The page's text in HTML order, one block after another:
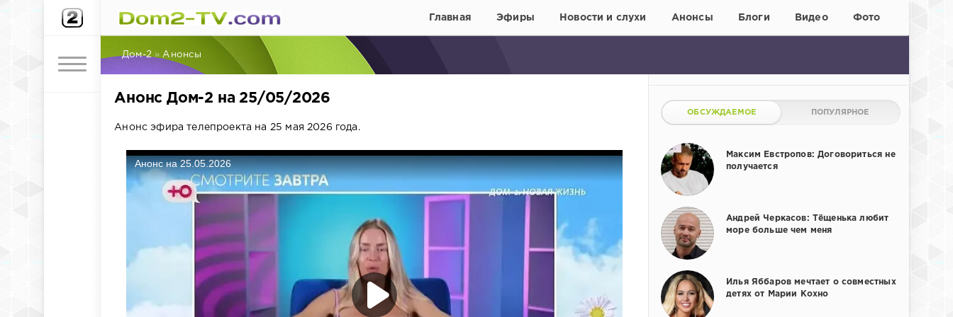
Главная Эфиры Новости и слухи Анонсы Блоги Видео Фото
Дом-2 » Анонсы
Анонс Дом-2 на 25/05/2026
Анонс эфира телепроекта на 25 мая 2026 года.
ОБСУЖДАЕМОЕ ПОПУЛЯРНОЕ
Максим Евстропов: Договориться не
получается
Андрей Черкасов: Тёщенька любит
море больше чем меня
Илья Яббаров мечтает о совместных
детях от Марии Кохно